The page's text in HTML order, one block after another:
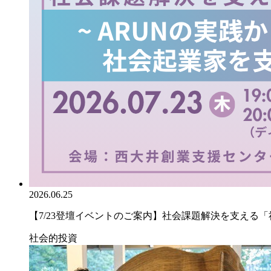
2026.06.25
【7/23登壇イベントのご案内】社会課題解決を支える「
社会的投資